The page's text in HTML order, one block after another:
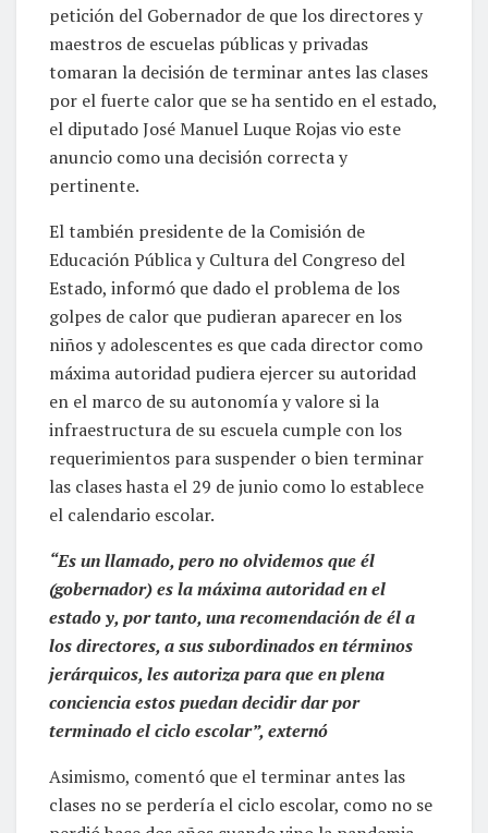
petición del Gobernador de que los directores y
maestros de escuelas públicas y privadas
tomaran la decisión de terminar antes las clases
por el fuerte calor que se ha sentido en el estado,
el diputado José Manuel Luque Rojas vio este
anuncio como una decisión correcta y
pertinente.
El también presidente de la Comisión de
Educación Pública y Cultura del Congreso del
Estado, informó que dado el problema de los
golpes de calor que pudieran aparecer en los
niños y adolescentes es que cada director como
máxima autoridad pudiera ejercer su autoridad
en el marco de su autonomía y valore si la
infraestructura de su escuela cumple con los
requerimientos para suspender o bien terminar
las clases hasta el 29 de junio como lo establece
el calendario escolar.
“Es un llamado, pero no olvidemos que él
(gobernador) es la máxima autoridad en el
estado y, por tanto, una recomendación de él a
los directores, a sus subordinados en términos
jerárquicos, les autoriza para que en plena
conciencia estos puedan decidir dar por
terminado el ciclo escolar”, externó
Asimismo, comentó que el terminar antes las
clases no se perdería el ciclo escolar, como no se